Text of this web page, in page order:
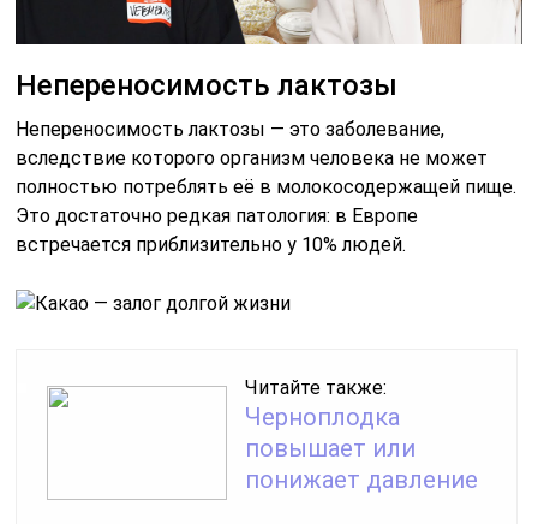
Непереносимость лактозы
Непереносимость лактозы — это заболевание,
вследствие которого организм человека не может
полностью потреблять её в молокосодержащей пище.
Это достаточно редкая патология: в Европе
встречается приблизительно у 10% людей.
Читайте также:
Черноплодка
повышает или
понижает давление